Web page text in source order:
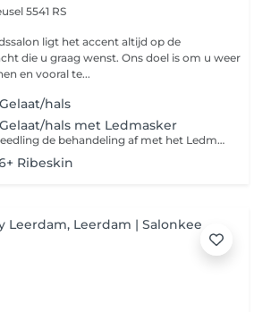
5541 RS
ligt het accent altijd op de
die u graag wenst. Ons doel is om u weer
en vooral te...
hals
hals met Ledmasker
Sluit na de micro needling de behandeling af met het Ledmasker van dermapen. Dit is een niet-invasieve lichttherapiebehandeling voor het verminderen van fijne lijntjes en rimpels, ouderdomsvlekken, zonneschade, pigmentvlekken en het verbeteren van de huidtextuur/littekens. Het Dermapen LED masker maakt gebruik van de nieuwste wetenschappelijke ontwikkelingen en onderzoek op het gebied van lichttherapie om uw LED-behandeling volledig te optimaliseren, waarbij niet alleen rood licht wordt gebruikt, maar ook bijna-infraroodlicht. Het LED Masker wordt gebruikt in combinatie met de speciaal hiervoor ontworpen Lumafuse Hydrogel masker. Het Lumafuse Hydrogel masker absorbeert het LED licht voor verbeterde penetratie van zowel de actieve stoffen als het licht. Het Dermapen LED masker maakt gebruik van de nieuwste wetenschappelijke ontwikkelingen en onderzoek op het gebied van lichttherapie om uw led-behandeling volledig te optimaliseren. Een enkele sessie van 10 minuten van de Dermapen LED masker laat je huid voller, meer gehydrateerd en verfrist aanvoelen. Deze resultaten verbeteren bij herhaald gebruik.
Ribeskin